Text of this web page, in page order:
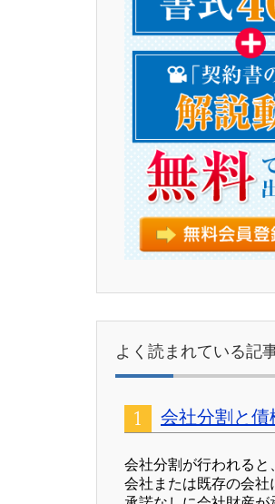
よく読まれている記
会社分割と債
会社分割が行われると
会社または既存の会社